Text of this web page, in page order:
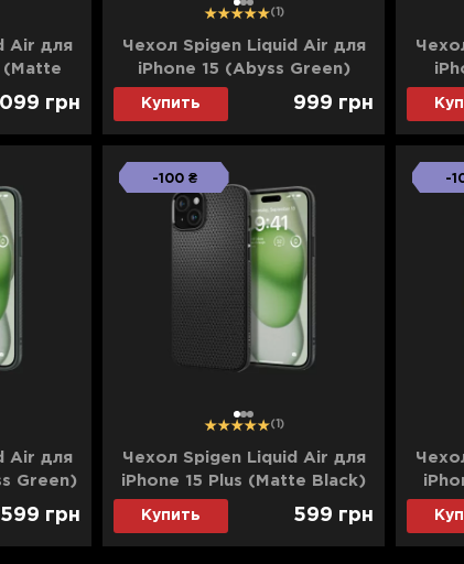
Air для
(Matte
099 грн
12 3 (1)
Чехол Spigen Liquid Air для
iPhone 15 (Abyss Green)
Купить 999 грн
Air для
Green)
599 грн
12 3
-100 ₴
(1)
Чехол Spigen Liquid Air для
iPhone 15 Plus (Matte Black)
Купить 599 грн
-